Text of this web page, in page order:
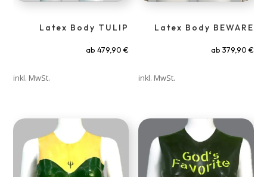
Latex Body TULIP
ab 479,90 €
inkl. MwSt.
Latex Body BEWARE
ab 379,90 €
inkl. MwSt.